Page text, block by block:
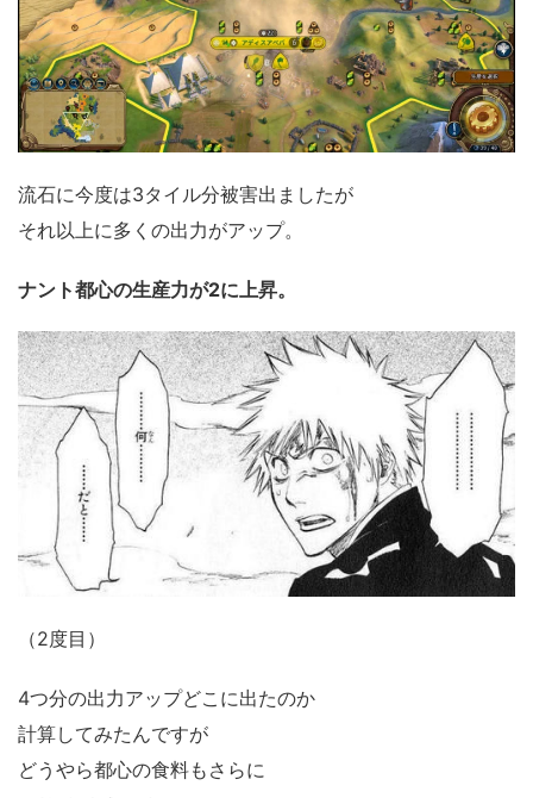
流石に今度は3タイル分被害出ましたが
それ以上に多くの出力がアップ。
ナント都心の生産力が2に上昇。
（2度目）
4つ分の出力アップどこに出たのか
計算してみたんですが
どうやら都心の食料もさらに